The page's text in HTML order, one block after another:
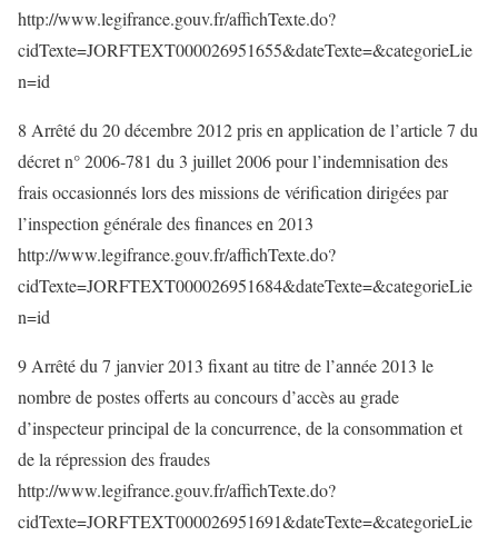
http://www.legifrance.gouv.fr/affichTexte.do?
cidTexte=JORFTEXT000026951655&dateTexte=&categorieLie
n=id
8 Arrêté du 20 décembre 2012 pris en application de l’article 7 du
décret n° 2006-781 du 3 juillet 2006 pour l’indemnisation des
frais occasionnés lors des missions de vérification dirigées par
l’inspection générale des finances en 2013
http://www.legifrance.gouv.fr/affichTexte.do?
cidTexte=JORFTEXT000026951684&dateTexte=&categorieLie
n=id
9 Arrêté du 7 janvier 2013 fixant au titre de l’année 2013 le
nombre de postes offerts au concours d’accès au grade
d’inspecteur principal de la concurrence, de la consommation et
de la répression des fraudes
http://www.legifrance.gouv.fr/affichTexte.do?
cidTexte=JORFTEXT000026951691&dateTexte=&categorieLie